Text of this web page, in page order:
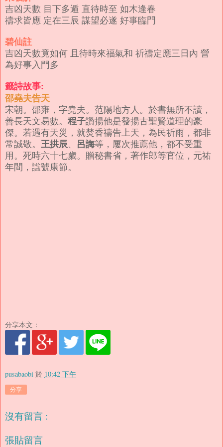
吉凶天數 目下多遁 直待時至 如木逢春
禱求皆應 定在三辰 謀望必遂 好事臨門
碧仙註
吉凶天數竟如何 且待時來福氣和 祈禱定應三日內 營
為好事入門多
籤詩故事:
邵堯夫告天
宋朝。邵雍，字堯夫。范陽地方人。於書無所不讀，
善長天文易數。 程子讚揚他是發揚古聖賢道理的豪
傑。若遇有天災，就焚香禱告上天，為民祈雨，都非
常誠敬。 王拱辰、 呂誨等，屢次推薦他，都不受重
用。死時六十七歲。贈秘書省，著作郎等官位，元祐
年間，諡號康節。
分享本文：
pusabaobi 於 10:42 下午
分享
沒有留言 :
張貼留言